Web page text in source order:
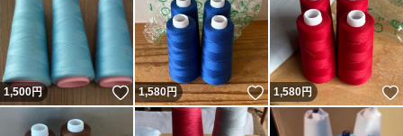
1,500円 いいね！
1,580円 いいね！
1,580円